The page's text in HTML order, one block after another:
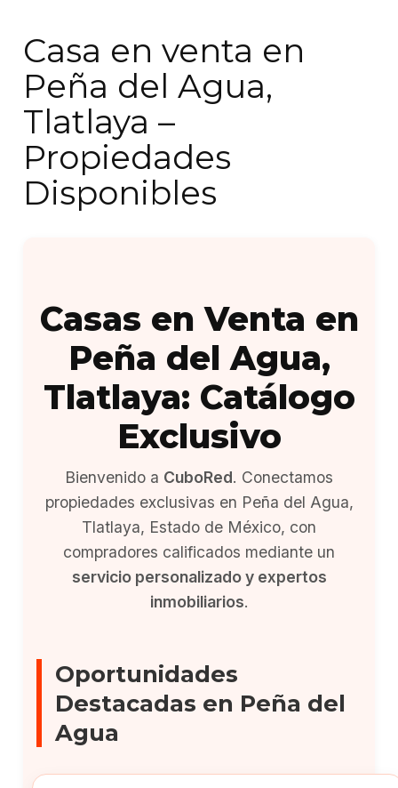
Casa en venta en
Peña del Agua,
Tlatlaya –
Propiedades
Disponibles
Casas en Venta en
Peña del Agua,
Tlatlaya: Catálogo
Exclusivo
Bienvenido a CuboRed. Conectamos
propiedades exclusivas en Peña del Agua,
Tlatlaya, Estado de México, con
compradores calificados mediante un
servicio personalizado y expertos
inmobiliarios.
Oportunidades
Destacadas en Peña del
Agua